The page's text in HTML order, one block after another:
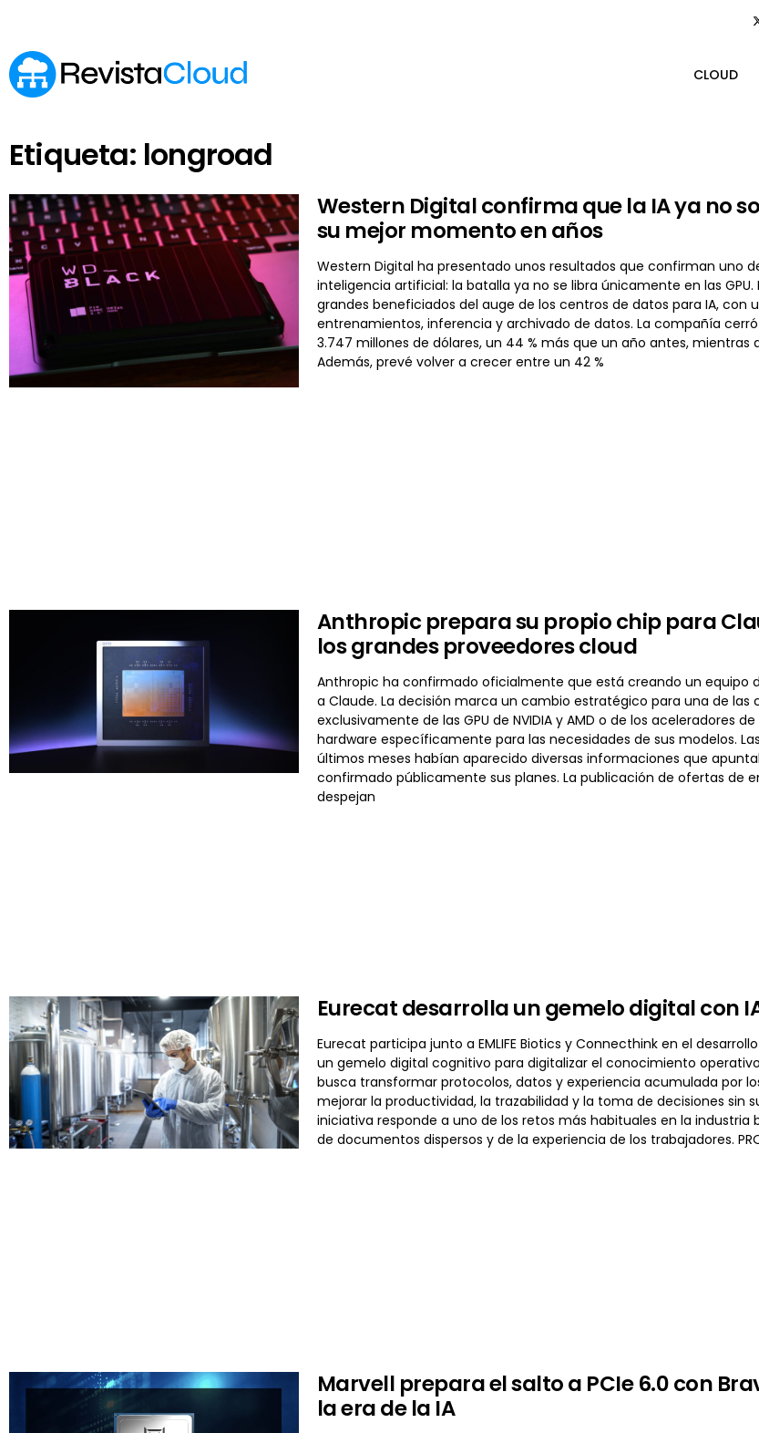
CLOUD
Etiqueta: longroad
Western Digital confirma que la IA ya no
su mejor momento en años
Western Digital ha presentado unos resultados que confirman
inteligencia artificial: la batalla ya no se libra únicamente en las
grandes beneficiados del auge de los centros de datos para IA,
entrenamientos, inferencia y archivado de datos. La compañía
3.747 millones de dólares, un 44 % más que un año antes, mientras
Además, prevé volver a crecer entre un 42 %
Anthropic prepara su propio chip para
los grandes proveedores cloud
Anthropic ha confirmado oficialmente que está creando un equipo
a Claude. La decisión marca un cambio estratégico para una de
exclusivamente de las GPU de NVIDIA y AMD o de los aceleradores
hardware específicamente para las necesidades de sus modelos.
últimos meses habían aparecido diversas informaciones que
confirmado públicamente sus planes. La publicación de ofertas de
despejan
Eurecat desarrolla un gemelo digital con
Eurecat participa junto a EMLIFE Biotics y Connecthink en el
un gemelo digital cognitivo para digitalizar el conocimiento
busca transformar protocolos, datos y experiencia acumulada por
mejorar la productividad, la trazabilidad y la toma de decisiones sin
iniciativa responde a uno de los retos más habituales en la
de documentos dispersos y de la experiencia de los trabajadores.
Marvell prepara el salto a PCIe 6.0 con
la era de la IA